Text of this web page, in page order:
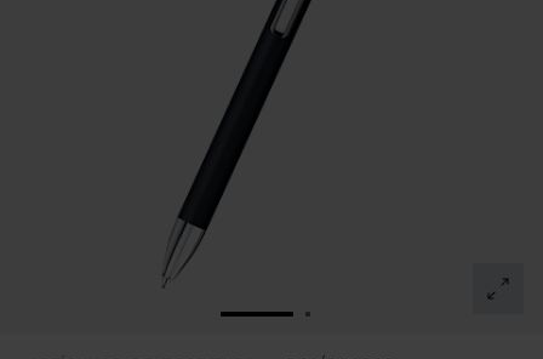
IR A LA DIAPOSITIVA 1
IR A LA DIAPOSITIVA 2